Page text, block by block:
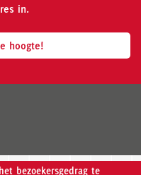
bezoekersgedrag te
in.
hoogte!